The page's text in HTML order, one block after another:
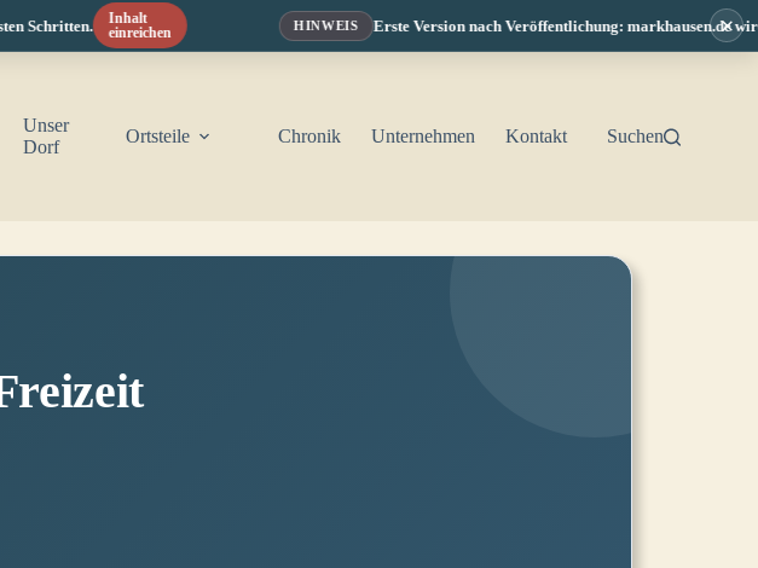
Schritten.
Inhalt
einreichen
HINWEIS Erste Version nach Veröffentlichung: markhausen.de wird
×
Unser
Dorf
Ortsteile Chronik Unternehmen Kontakt Suchen